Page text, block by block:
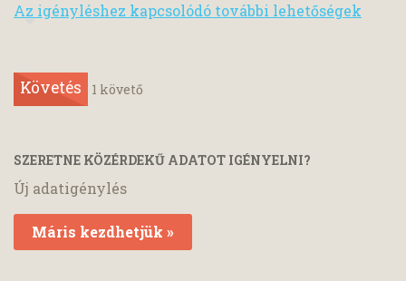
Az igényléshez kapcsolódó további lehetőségek
Követés 1 követő
SZERETNE KÖZÉRDEKŰ ADATOT IGÉNYELNI?
Új adatigénylés
Máris kezdhetjük »